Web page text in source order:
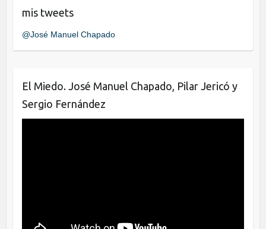
b
o
k
n
mis tweets
@José Manuel Chapado
El Miedo. José Manuel Chapado, Pilar Jericó y
Sergio Fernández